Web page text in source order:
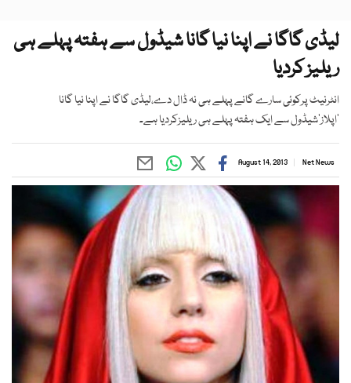
لیڈی گاگا نے اپنا نیا گانا شیڈول سے ہفتہ پہلے ہی
ریلیز کردیا
انٹرنیٹ پرکوئی سارے گانے پہلے ہی نہ ڈال دے،لیڈی گاگا نے اپنا نیا گانا
’اپلاز‘شیڈول سے ایک ہفتہ پہلے ہی ریلیزکردیا ہے۔
Net News
August 14, 2013